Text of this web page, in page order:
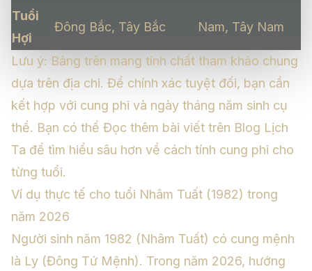
Tuổi
Hợi
Đông Bắc, Tây Bắc Nam, Tây Nam
Lưu ý: Bảng trên mang tính chất tham khảo chung
dựa trên địa chi. Để chính xác tuyệt đối, bạn cần
kết hợp với cung phi và ngày tháng năm sinh cụ
thể. Bạn có thể Đọc thêm bài viết trên Blog Lịch
Ta để tìm hiểu sâu hơn về cách tính cung phi cho
từng tuổi.
Ví dụ thực tế cho tuổi Nhâm Tuất (1982) trong
năm 2026
Người sinh năm 1982 (Nhâm Tuất) có cung mệnh
là Ly (Đông Tứ Mệnh). Trong năm 2026, hướng